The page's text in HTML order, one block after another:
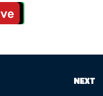
NEXT